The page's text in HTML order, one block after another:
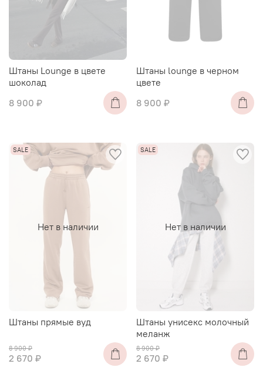
Штаны Lounge в цвете
шоколад
8 900 ₽
Штаны lounge в черном
цвете
8 900 ₽
Нет в наличии
Штаны прямые вуд
8 900 ₽
2 670 ₽
Нет в наличии
Штаны унисекс молочный
меланж
8 900 ₽
2 670 ₽